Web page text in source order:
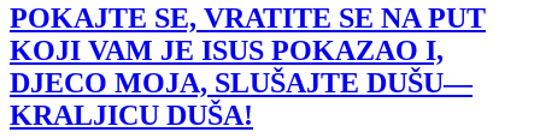
POKAJTE SE, VRATITE SE NA PUT
KOJI VAM JE ISUS POKAZAO I,
DJECO MOJA, SLUŠAJTE DUŠU—
KRALJICU DUŠA!